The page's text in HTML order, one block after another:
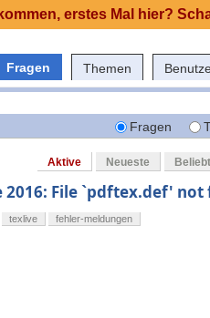
Fragen Themen
Fragen
Aktive Neueste
2016: File `pdftex.def' not
texlive fehler-meldungen
erstes Mal hier?